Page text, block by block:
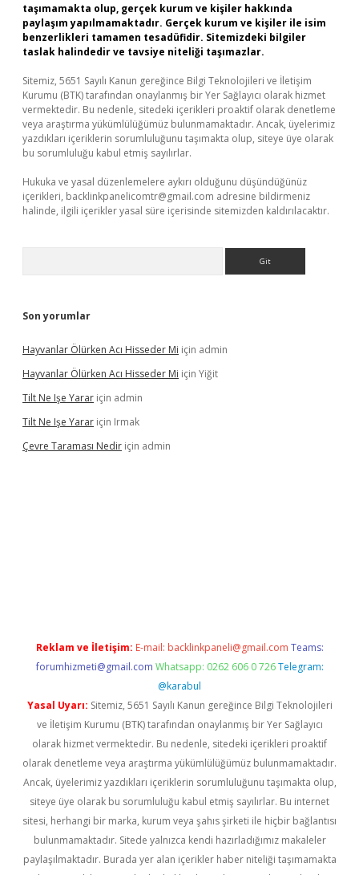
taşımamakta olup, gerçek kurum ve kişiler hakkında
paylaşım yapılmamaktadır. Gerçek kurum ve kişiler ile isim
benzerlikleri tamamen tesadüfidir. Sitemizdeki bilgiler
taslak halindedir ve tavsiye niteliği taşımazlar.
Sitemiz, 5651 Sayılı Kanun gereğince Bilgi Teknolojileri ve İletişim
Kurumu (BTK) tarafından onaylanmış bir Yer Sağlayıcı olarak hizmet
vermektedir. Bu nedenle, sitedeki içerikleri proaktif olarak denetleme
veya araştırma yükümlülüğümüz bulunmamaktadır. Ancak, üyelerimiz
yazdıkları içeriklerin sorumluluğunu taşımakta olup, siteye üye olarak
bu sorumluluğu kabul etmiş sayılırlar.
Hukuka ve yasal düzenlemelere aykırı olduğunu düşündüğünüz
içerikleri, backlinkpanelicomtr@gmail.com adresine bildirmeniz
halinde, ilgili içerikler yasal süre içerisinde sitemizden kaldırılacaktır.
Son yorumlar
Hayvanlar Ölürken Acı Hisseder Mi için admin
Hayvanlar Ölürken Acı Hisseder Mi için Yiğit
Tilt Ne Işe Yarar için admin
Tilt Ne Işe Yarar için Irmak
Çevre Taraması Nedir için admin
Reklam ve İletişim: E-mail: backlinkpaneli@gmail.com Teams:
forumhizmeti@gmail.com Whatsapp: 0262 606 0 726 Telegram:
@karabul
Yasal Uyarı: Sitemiz, 5651 Sayılı Kanun gereğince Bilgi Teknolojileri
ve İletişim Kurumu (BTK) tarafından onaylanmış bir Yer Sağlayıcı
olarak hizmet vermektedir. Bu nedenle, sitedeki içerikleri proaktif
olarak denetleme veya araştırma yükümlülüğümüz bulunmamaktadır.
Ancak, üyelerimiz yazdıkları içeriklerin sorumluluğunu taşımakta olup,
siteye üye olarak bu sorumluluğu kabul etmiş sayılırlar. Bu internet
sitesi, herhangi bir marka, kurum veya şahıs şirketi ile hiçbir bağlantısı
bulunmamaktadır. Sitede yalnızca kendi hazırladığımız makaleler
paylaşılmaktadır. Burada yer alan içerikler haber niteliği taşımamakta